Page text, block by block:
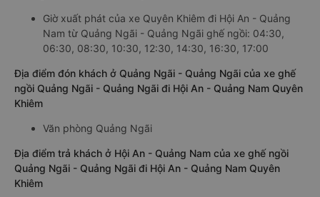
Giờ xuất phát của xe Quyên Khiêm đi Hội An - Quảng
Nam từ Quảng Ngãi - Quảng Ngãi ghế ngồi: 04:30,
06:30, 08:30, 10:30, 12:30, 14:30, 16:30, 17:00
Địa điểm đón khách ở Quảng Ngãi - Quảng Ngãi của xe ghế
ngồi Quảng Ngãi - Quảng Ngãi đi Hội An - Quảng Nam Quyên
Khiêm
Văn phòng Quảng Ngãi
Địa điểm trả khách ở Hội An - Quảng Nam của xe ghế ngồi
Quảng Ngãi - Quảng Ngãi đi Hội An - Quảng Nam Quyên
Khiêm